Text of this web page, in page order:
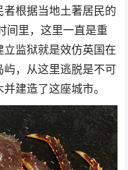
根据当地土著居民的
间里，这里一直是重
监狱就是效仿英国在
，从这里逃脱是不可
建造了这座城市。